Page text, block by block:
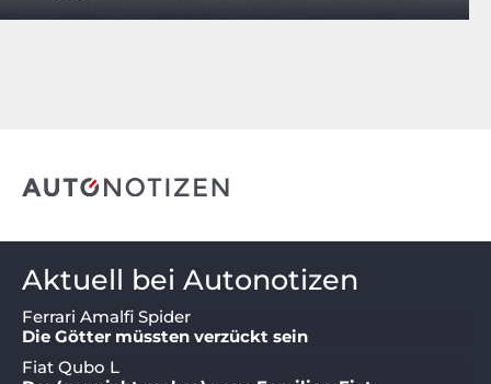
Aktuell bei Autonotizen
Ferrari Amalfi Spider
Die Götter müssten verzückt sein
Fiat Qubo L